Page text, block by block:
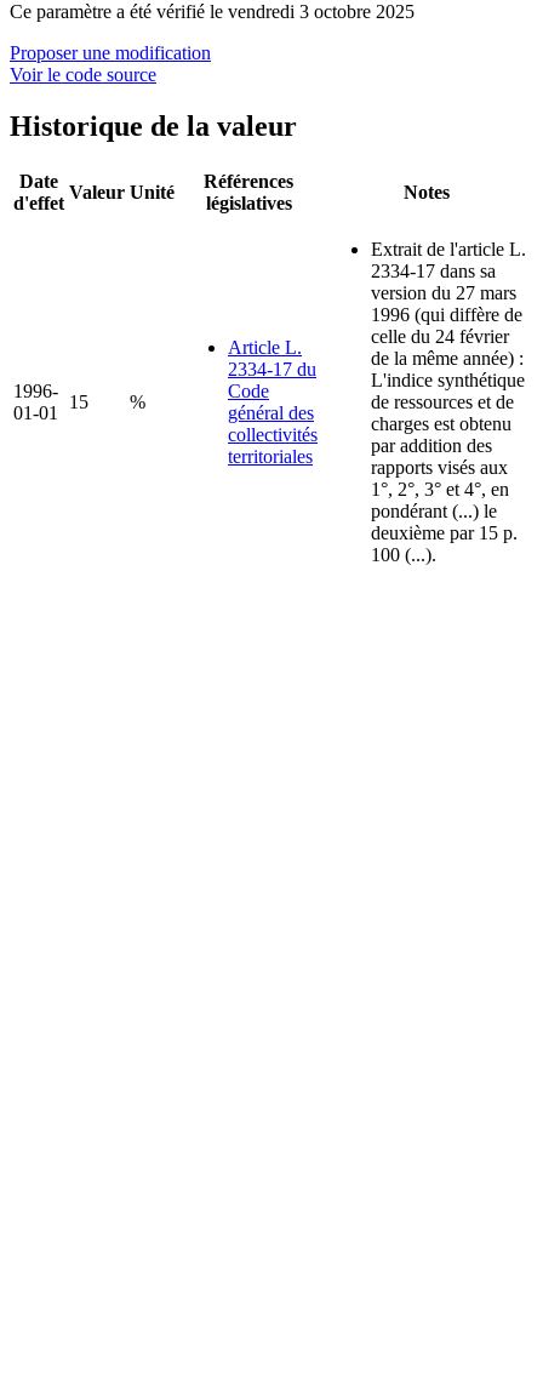
Ce paramètre a été vérifié le vendredi 3 octobre 2025
Proposer une modification
Voir le code source
Historique de la valeur
Date
d'effet
Valeur Unité
Références
législatives
Notes
1996-
01-01
15 %
Article L.
2334-17 du
Code
général des
collectivités
territoriales
Extrait de l'article L.
2334-17 dans sa
version du 27 mars
1996 (qui diffère de
celle du 24 février
de la même année) :
L'indice synthétique
de ressources et de
charges est obtenu
par addition des
rapports visés aux
1°, 2°, 3° et 4°, en
pondérant (...) le
deuxième par 15 p.
100 (...).